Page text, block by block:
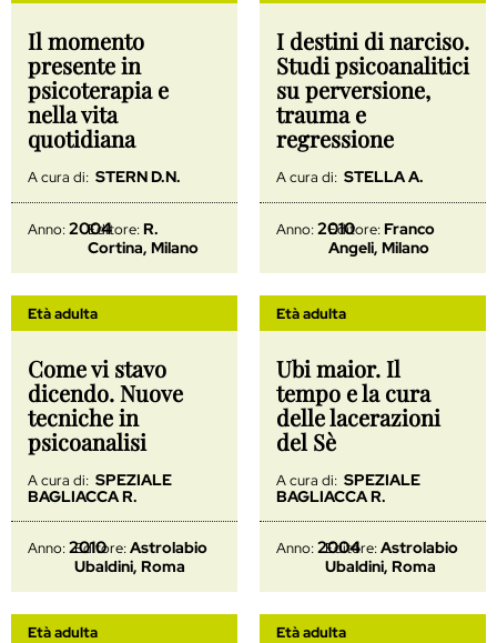
Il momento
presente in
psicoterapia e
nella vita
quotidiana
A cura di: STERN D.N.
Anno:2004
Editore: R.
Cortina, Milano
I destini di narciso.
Studi psicoanalitici
su perversione,
trauma e
regressione
A cura di: STELLA A.
Anno:2010
Editore:Franco
Angeli, Milano
Età adulta
Come vi stavo
dicendo. Nuove
tecniche in
psicoanalisi
A cura di: SPEZIALE
BAGLIACCA R.
Anno:2010
Editore:Astrolabio
Ubaldini, Roma
Età adulta
Ubi maior. Il
tempo e la cura
delle lacerazioni
del Sè
A cura di: SPEZIALE
BAGLIACCA R.
Anno:2004
Editore:Astrolabio
Ubaldini, Roma
Età adulta Età adulta